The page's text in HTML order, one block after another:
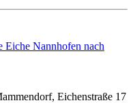
Eiche Nannhofen nach
Eichenstraße 17